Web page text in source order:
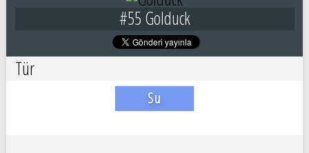
#55 Golduck
Tür
Su